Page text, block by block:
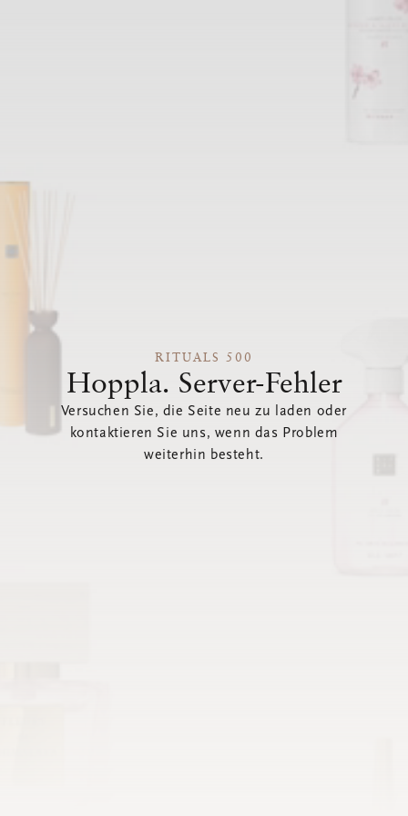
RITUALS 500
Hoppla. Server-Fehler
Versuchen Sie, die Seite neu zu laden oder
kontaktieren Sie uns, wenn das Problem
weiterhin besteht.